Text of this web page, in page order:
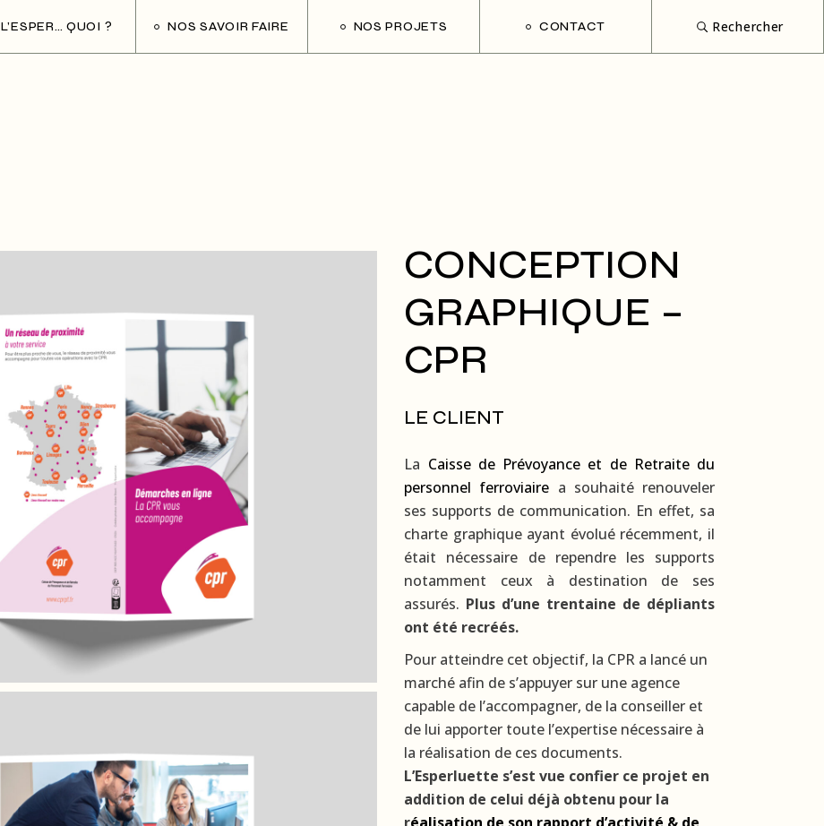
L’ESPER… QUOI ? NOS SAVOIR FAIRE NOS PROJETS CONTACT Rechercher
CONCEPTION
GRAPHIQUE –
CPR
LE CLIENT
La Caisse de Prévoyance et de Retraite du
personnel ferroviaire a souhaité renouveler
ses supports de communication. En effet, sa
charte graphique ayant évolué récemment, il
était nécessaire de rependre les supports
notamment ceux à destination de ses
assurés. Plus d’une trentaine de dépliants
ont été recréés.
Pour atteindre cet objectif, la CPR a lancé un
marché afin de s’appuyer sur une agence
capable de l’accompagner, de la conseiller et
de lui apporter toute l’expertise nécessaire à
la réalisation de ces documents.
L’Esperluette s’est vue confier ce projet en
addition de celui déjà obtenu pour la